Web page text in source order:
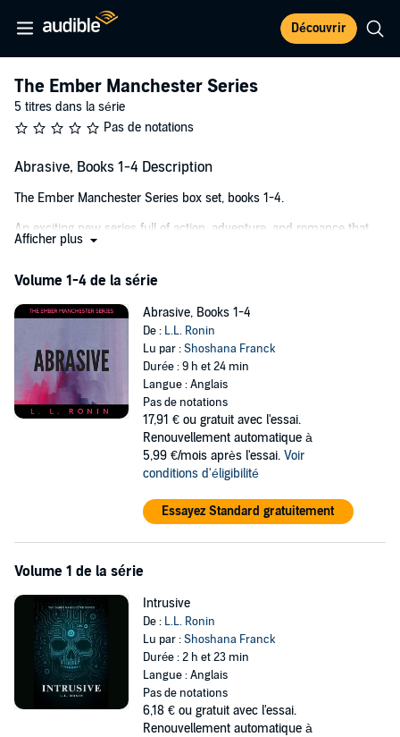
Découvrir
The Ember Manchester Series
5 titres dans la série
Pas de notations
Abrasive, Books 1-4 Description
The Ember Manchester Series box set, books 1-4.
An exciting new series full of action, adventure, and romance that
will keep you listening until the very end!
Intrusive(book 1)
Corruptive(book 3)
(book 4)
Ember Manchester has it all. She's beautiful, she's rolling in money,
and she has a job that she loves. Ember is one of the most
renowned computer hackers in the world: respected, sought out by
clients across the globe, and the absolute best at what she does. But
she wants more, so when she's hired by a mysterious client for a
job unlike any other, she springs at the chance. What happens next
will change her life forever!
©2016 L.L. Ronin (P)2017 L.L. Ronin
Afficher plus
Volume 1-4 de la série
Abrasive, Books 1-4
De : L.L. Ronin
Lu par :Shoshana Franck
Durée : 9 h et 24 min
Langue : Anglais
Pas de notations
17,91 € ou gratuit avec l'essai.
Renouvellement automatique à
5,99 €/mois après l'essai. Voir
conditions d'éligibilité
Essayez Standard gratuitement
Volume 1 de la série
Intrusive
De : L.L. Ronin
Lu par :Shoshana Franck
Durée : 2 h et 23 min
Langue : Anglais
Pas de notations
6,18 € ou gratuit avec l'essai.
Renouvellement automatique à